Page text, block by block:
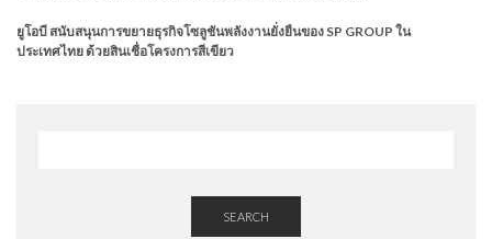
ยูโอบี สนับสนุนการขยายธุรกิจโซลูชันพลังงานยั่งยืนของ SP GROUP ใน
ประเทศไทย ด้วยสินเชื่อโครงการสีเขียว
SEARCH